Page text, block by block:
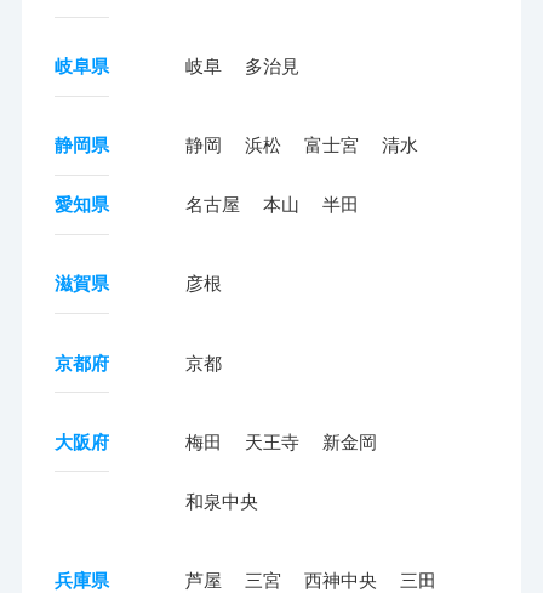
岐阜県 岐阜 多治見
静岡県 静岡 浜松 富士宮 清水
愛知県 名古屋 本山 半田
滋賀県 彦根
京都府 京都
大阪府 梅田 天王寺 新金岡
和泉中央
兵庫県 芦屋 三宮 西神中央 三田